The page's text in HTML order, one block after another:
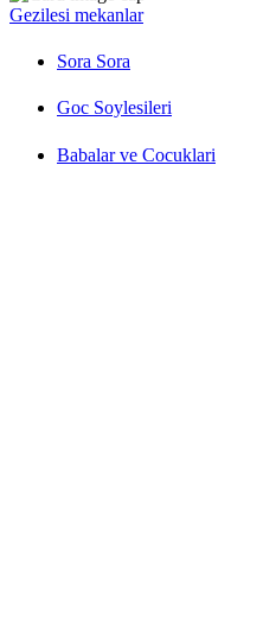
Gezilesi mekanlar
Sora Sora
Goc Soylesileri
Babalar ve Cocuklari